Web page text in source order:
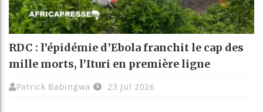
RDC : l’épidémie d’Ebola franchit le cap des
mille morts, l’Ituri en première ligne
Patrick Babingwa 23 Jul 2026